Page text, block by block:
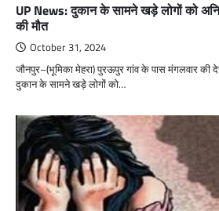
UP News: दुकान के सामने खड़े लोगों को
की मौत
October 31, 2024
जौनपुर–(भूमिका मेहरा) पुरऊपुर गांव के पास मंगलवार की
दुकान के सामने खड़े लोगों को…